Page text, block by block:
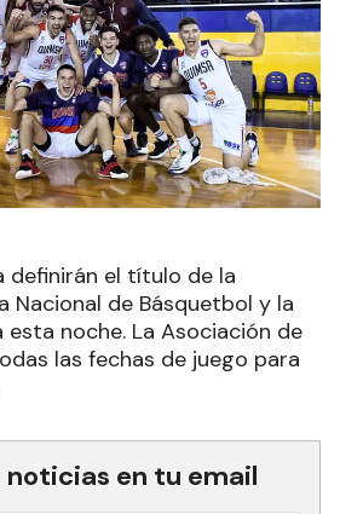
definirán el título de la
Nacional de Básquetbol y la
esta noche. La Asociación de
las fechas de juego para
noticias en tu email